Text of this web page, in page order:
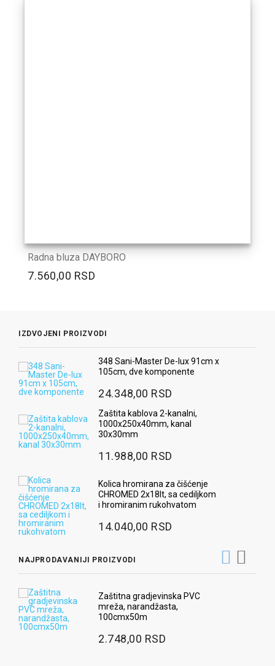
Radna bluza DAYBORO
7.560,00 RSD
IZDVOJENI PROIZVODI
348 Sani-Master De-lux 91cm x
105cm, dve komponente
24.348,00 RSD
Zaštita kablova 2-kanalni,
1000x250x40mm, kanal
30x30mm
11.988,00 RSD
Kolica hromirana za čišćenje
CHROMED 2x18lt, sa cediljkom
i hromiranim rukohvatom
14.040,00 RSD
NAJPRODAVANIJI PROIZVODI
Zaštitna gradjevinska PVC
mreža, narandžasta,
100cmx50m
2.748,00 RSD